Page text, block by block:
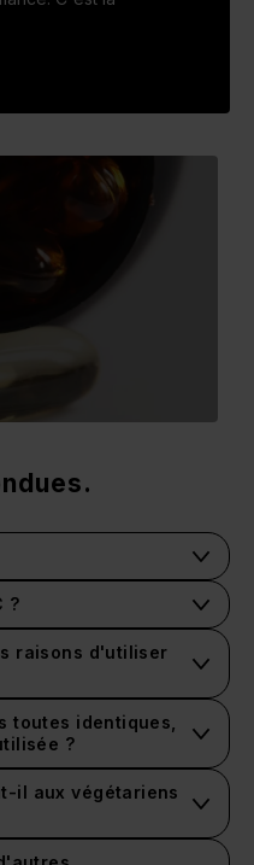
?
raisons d'utiliser
toutes identiques,
?
il aux végétariens